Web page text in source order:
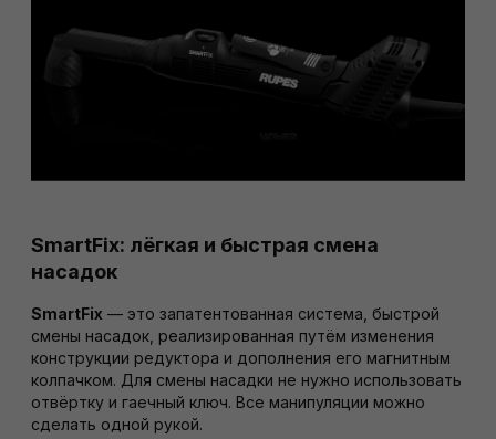
SmartFix: лёгкая и быстрая смена
насадок
SmartFix — это запатентованная система, быстрой
смены насадок, реализированная путём изменения
конструкции редуктора и дополнения его магнитным
колпачком. Для смены насадки не нужно использовать
отвёртку и гаечный ключ. Все манипуляции можно
сделать одной рукой.